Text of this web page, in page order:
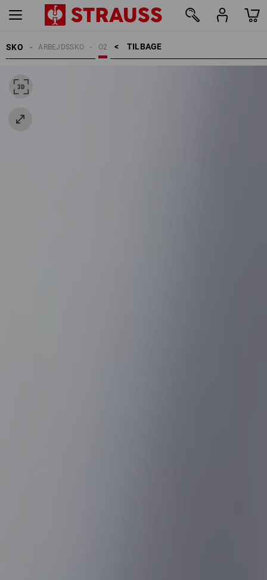
SKO TILBAGE    >
O2
ARBEJDSSKO